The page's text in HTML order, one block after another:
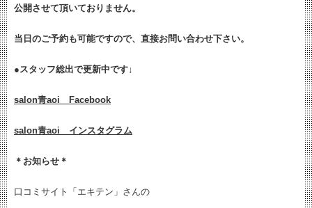
公開させて頂いておりません。
当日のご予約も可能ですので、直接お問い合わせ下さい。
●スタッフ総出で更新中です↓
salon青aoi Facebook
salon青aoi インスタグラム
＊お知らせ＊
口コミサイト「エキテン」さんの